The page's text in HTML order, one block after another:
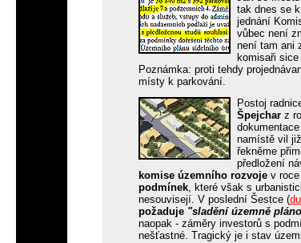
tak dnes se
jednání
vůbec není
není tam ani
komisaři sice
Poznámka: proti tehdy
místy k parkování.
Postoj
Špejcharz
namístě vil
řekněme
předložení
komise územního rozvojev roce
podmínek, které však s
nesouvisejí. V poslední Šestce (
požaduje "sladění územně
naopak - záměry investorů s
nešťastné. Tragický je i stav